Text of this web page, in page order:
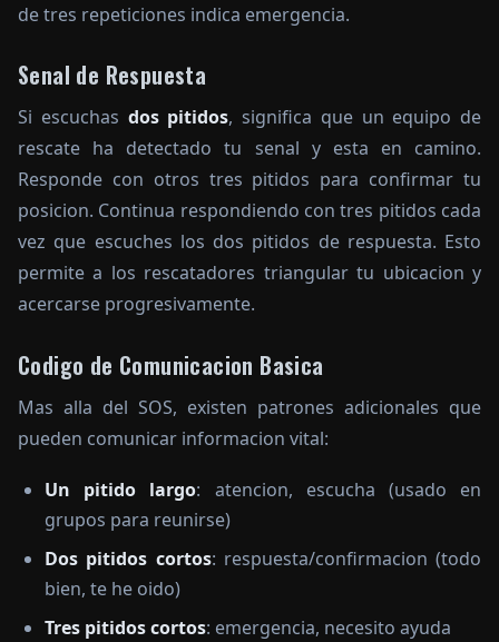
de tres repeticiones indica emergencia.
Senal de Respuesta
Si escuchas dos pitidos, significa que un equipo de
rescate ha detectado tu senal y esta en camino.
Responde con otros tres pitidos para confirmar tu
posicion. Continua respondiendo con tres pitidos cada
vez que escuches los dos pitidos de respuesta. Esto
permite a los rescatadores triangular tu ubicacion y
acercarse progresivamente.
Codigo de Comunicacion Basica
Mas alla del SOS, existen patrones adicionales que
pueden comunicar informacion vital:
Un pitido largo: atencion, escucha (usado en
grupos para reunirse)
Dos pitidos cortos: respuesta/confirmacion (todo
bien, te he oido)
Tres pitidos cortos: emergencia, necesito ayuda